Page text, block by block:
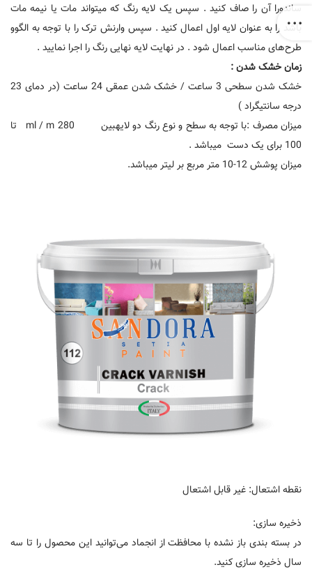
ساندورا آن را صاف کنید . سپس یک لایه رنگ که میتواند مات یا نیمه مات
باشد را به عنوان لایه اول اعمال کنید . سپس وارنش ترک را با توجه به الگوو
طرح‌های مناسب اعمال شود . در نهایت لایه نهایی رنگ را اجرا نمایید .
زمان خشک شدن :
خشک شدن سطحی 3 ساعت / خشک شدن عمقی 24 ساعت (‌در دمای 23
درجه سانتیگراد )
میزان مصرف :با توجه به سطح و نوع رنگ دو لایهبین ml / m 280 تا
100 برای یک دست میباشد .
میزان پوشش 12-10 متر مربع بر لیتر میباشد.
نقطه اشتعال: غیر قابل اشتعال
ذخیره سازی:
در بسته بندی باز نشده با محافظت از انجماد می‌توانید این محصول را تا سه
سال ذخیره سازی کنید.